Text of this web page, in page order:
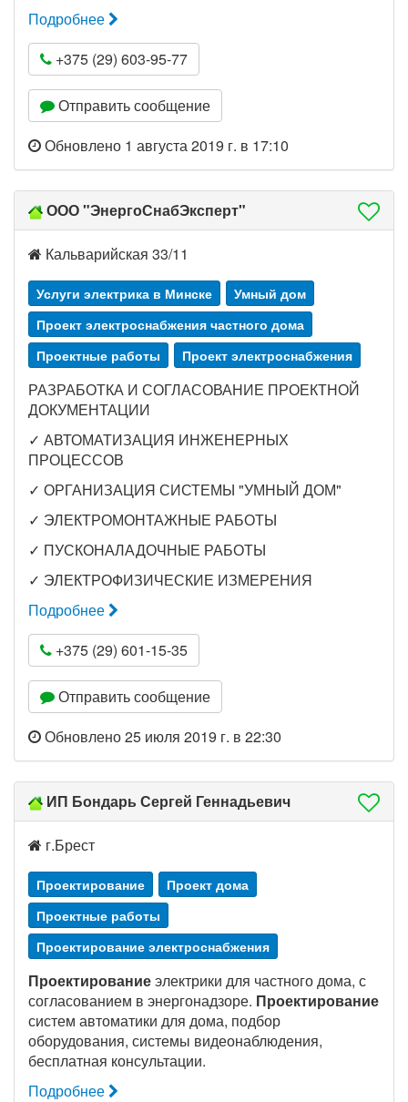
Подробнее
+375 (29) 603-95-77
Отправить сообщение
Обновлено 1 августа 2019 г. в 17:10
ООО "ЭнергоСнабЭксперт"
Кальварийская 33/11
Услуги электрика в Минске
Умный дом
Проект электроснабжения частного дома
Проектные работы
Проект электроснабжения
РАЗРАБОТКА И СОГЛАСОВАНИЕ ПРОЕКТНОЙ
ДОКУМЕНТАЦИИ
✓ АВТОМАТИЗАЦИЯ ИНЖЕНЕРНЫХ
ПРОЦЕССОВ
✓ ОРГАНИЗАЦИЯ СИСТЕМЫ "УМНЫЙ ДОМ"
✓ ЭЛЕКТРОМОНТАЖНЫЕ РАБОТЫ
✓ ПУСКОНАЛАДОЧНЫЕ РАБОТЫ
✓ ЭЛЕКТРОФИЗИЧЕСКИЕ ИЗМЕРЕНИЯ
Подробнее
+375 (29) 601-15-35
Отправить сообщение
Обновлено 25 июля 2019 г. в 22:30
ИП Бондарь Сергей Геннадьевич
г.Брест
Проектирование
Проект дома
Проектные работы
Проектирование электроснабжения
Проектированиеэлектрики для частного дома, с
согласованием в энергонадзоре. Проектирование
систем автоматики для дома, подбор
оборудования, системы видеонаблюдения,
бесплатная консультации.
Подробнее